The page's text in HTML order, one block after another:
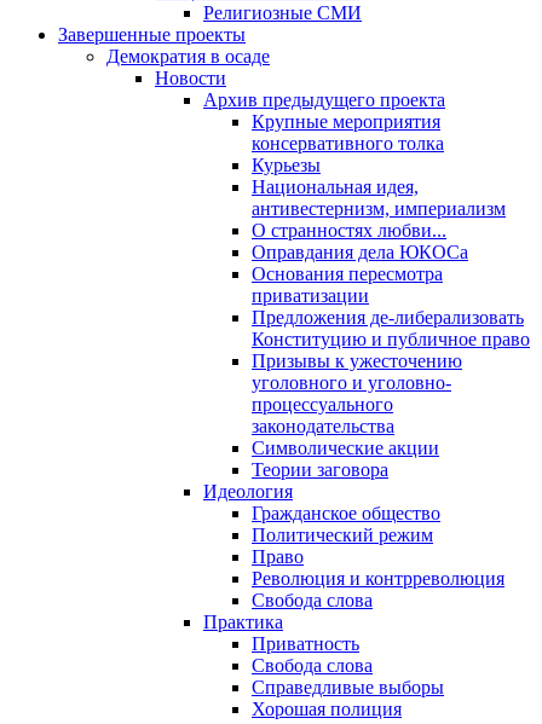
Религиозные СМИ
Завершенные проекты
Демократия в осаде
Новости
Архив предыдущего проекта
Крупные мероприятия
консервативного толка
Курьезы
Национальная идея,
антивестернизм, империализм
О странностях любви...
Оправдания дела ЮКОСа
Основания пересмотра
приватизации
Предложения де-либерализовать
Конституцию и публичное право
Призывы к ужесточению
уголовного и уголовно-
процессуального
законодательства
Символические акции
Теории заговора
Идеология
Гражданское общество
Политический режим
Право
Революция и контрреволюция
Свобода слова
Практика
Приватность
Свобода слова
Справедливые выборы
Хорошая полиция